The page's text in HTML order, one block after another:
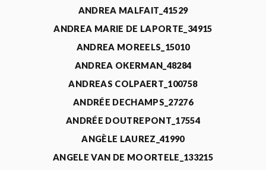
ANDREA MALFAIT_41529
ANDREA MARIE DE LAPORTE_34915
ANDREA MOREELS_15010
ANDREA OKERMAN_48284
ANDREAS COLPAERT_100758
ANDRÉE DECHAMPS_27276
ANDRÉE DOUTREPONT_17554
ANGÈLE LAUREZ_41990
ANGELE VAN DE MOORTELE_133215